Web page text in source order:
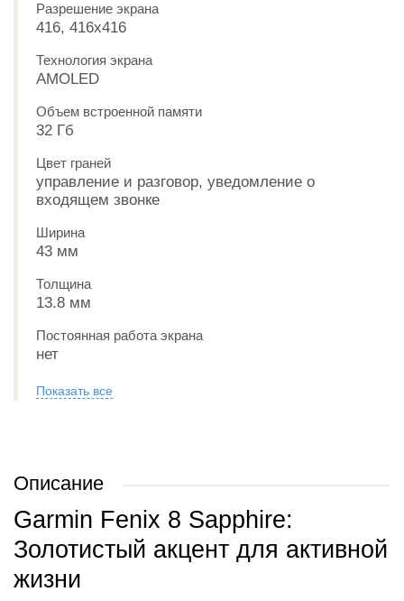
Разрешение экрана
416, 416x416
Технология экрана
AMOLED
Объем встроенной памяти
32 Гб
Цвет граней
управление и разговор, уведомление о
входящем звонке
Ширина
43 мм
Толщина
13.8 мм
Постоянная работа экрана
нет
Показать все
Описание
Garmin Fenix 8 Sapphire:
Золотистый акцент для активной
жизни